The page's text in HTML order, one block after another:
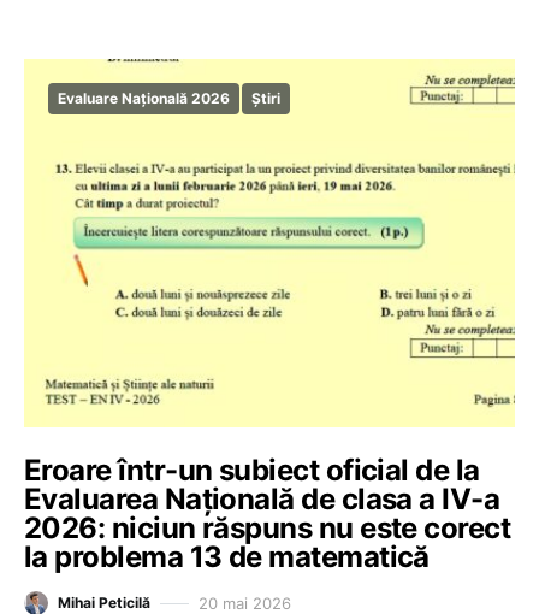
Evaluare Națională 2026 Știri
Eroare într-un subiect oficial de la
Evaluarea Națională de clasa a IV-a
2026: niciun răspuns nu este corect
la problema 13 de matematică
Mihai Peticilă 20 mai 2026